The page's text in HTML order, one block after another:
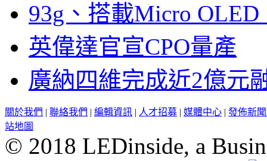
93g、搭載Micro
英偉達官宣CPO量產
廣納四維完成近2億元
關於我們 | 聯絡我們 | 編輯資訊 | 人才招募 | 媒體中心 | 發佈新
站地圖
© 2018 LEDinside, a